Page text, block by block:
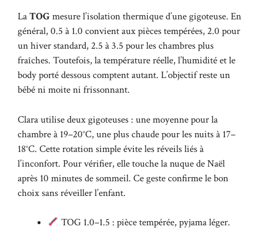
LaTOGmesure l’isolation thermique d’une gigoteuse. En
général, 0.5 à 1.0 convient aux pièces tempérées, 2.0 pour
un hiver standard, 2.5 à 3.5 pour les chambres plus
fraîches. Toutefois, la température réelle, l’humidité et le
body porté dessous comptent autant. L’objectif reste un
bébé ni moite ni frissonnant.
Clara utilise deux gigoteuses : une moyenne pour la
chambre à 19–20°C, une plus chaude pour les nuits à 17–
18°C. Cette rotation simple évite les réveils liés à
l’inconfort. Pour vérifier, elle touche la nuque de Naël
après 10 minutes de sommeil. Ce geste confirme le bon
choix sans réveiller l’enfant.
TOG 1.0–1.5 : pièce tempérée, pyjama léger.